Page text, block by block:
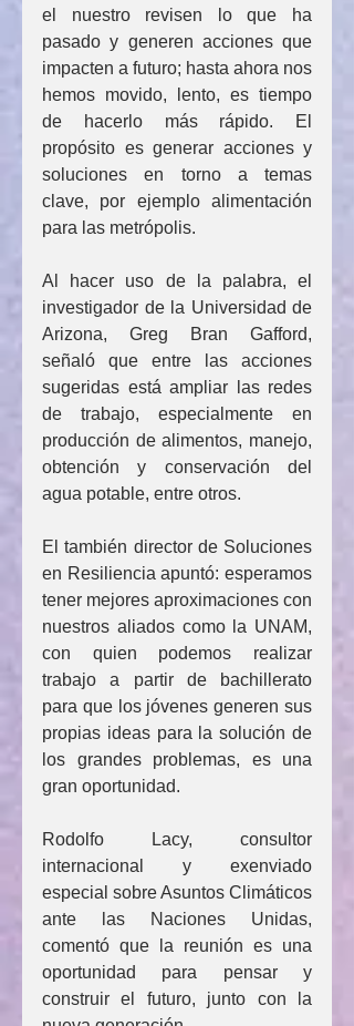
el nuestro revisen lo que ha
pasado y generen acciones que
impacten a futuro; hasta ahora nos
hemos movido, lento, es tiempo
de hacerlo más rápido. El
propósito es generar acciones y
soluciones en torno a temas
clave, por ejemplo alimentación
para las metrópolis.
Al hacer uso de la palabra, el
investigador de la Universidad de
Arizona, Greg Bran Gafford,
señaló que entre las acciones
sugeridas está ampliar las redes
de trabajo, especialmente en
producción de alimentos, manejo,
obtención y conservación del
agua potable, entre otros.
El también director de Soluciones
en Resiliencia apuntó: esperamos
tener mejores aproximaciones con
nuestros aliados como la UNAM,
con quien podemos realizar
trabajo a partir de bachillerato
para que los jóvenes generen sus
propias ideas para la solución de
los grandes problemas, es una
gran oportunidad.
Rodolfo Lacy, consultor
internacional y exenviado
especial sobre Asuntos Climáticos
ante las Naciones Unidas,
comentó que la reunión es una
oportunidad para pensar y
construir el futuro, junto con la